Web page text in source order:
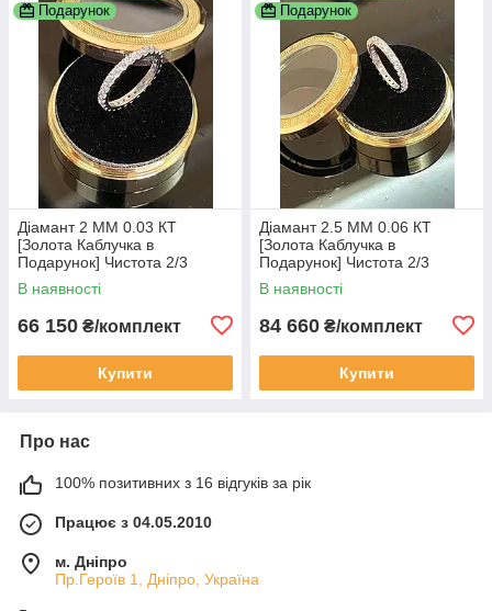
Подарунок
Діамант 2 ММ 0.03 КТ
[Золота Каблучка в
Подарунок] Чистота 2/3
В наявності
66 150 ₴/комплект
Купити
Подарунок
Діамант 2.5 ММ 0.06 КТ
[Золота Каблучка в
Подарунок] Чистота 2/3
В наявності
84 660 ₴/комплект
Купити
Про нас
100% позитивних з 16 відгуків за рік
Працює з 04.05.2010
м. Дніпро
Пр.Героїв 1, Дніпро, Україна